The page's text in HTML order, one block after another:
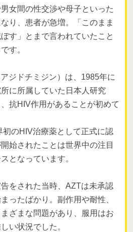
女間の性交渉や母子といった
り、患者が急増。「このまま
す」とまで言われていたこと
す。
ジドチミジン）は、1985年に
に所属していた日本人研究
抗HIV作用があることが初めて
のHIV治療薬として正式に認
始されたことは世界中の注目
となっています。
をされた当時、AZTは未承認
ったばかり。副作用や耐性、
ざまな問題があり、服用はお
い状況でした。